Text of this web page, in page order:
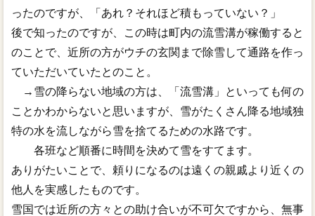
ったのですが、「あれ？それほど積もっていない？」
後で知ったのですが、この時は町内の流雪溝が稼働すると
のことで、近所の方がウチの玄関まで除雪して通路を作っ
ていただいていたとのこと。
→雪の降らない地域の方は、「流雪溝」といっても何の
ことかわからないと思いますが、雪がたくさん降る地域独
特の水を流しながら雪を捨てるための水路です。
各班など順番に時間を決めて雪をすてます。
ありがたいことで、頼りになるのは遠くの親戚より近くの
他人を実感したものです。
雪国では近所の方々との助け合いが不可欠ですから、無事